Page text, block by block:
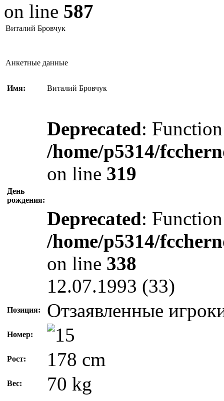
on line 587
Виталий Бровчук
Анкетные данные
Имя: Виталий Бровчук
День
рождения:
Deprecated:
/home/p5314/
on line 319
Deprecated:
/home/p5314/
on line 338
12.07.1993 (33)
Позиция: Отзаявленные
Номер:
Рост: 178 cm
Вес: 70 kg